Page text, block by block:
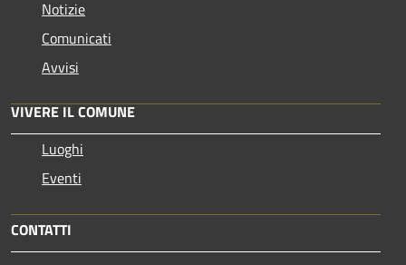
Notizie
Comunicati
Avvisi
VIVERE IL COMUNE
Luoghi
Eventi
CONTATTI